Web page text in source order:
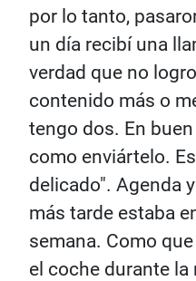
por lo tanto,
un día recibí una
verdad que no
contenido más o
tengo dos. En
como enviártelo.
delicado". Agenda
más tarde estaba
semana. Como
el coche durante la